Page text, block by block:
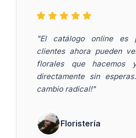
"El catálogo online es
clientes ahora pueden
florales que hacemos
directamente sin
cambio radical!"
Floristería